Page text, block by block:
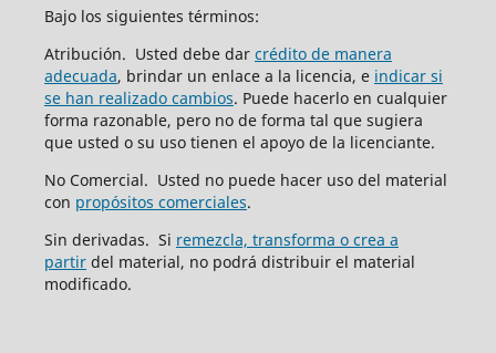
Bajo los siguientes términos:
Atribución. Usted debe dar crédito de manera
adecuada, brindar un enlace a la licencia, e indicar si
se han realizado cambios. Puede hacerlo en cualquier
forma razonable, pero no de forma tal que sugiera
que usted o su uso tienen el apoyo de la licenciante.
No Comercial. Usted no puede hacer uso del material
con propósitos comerciales.
Sin derivadas. Si remezcla, transforma o crea a
partirdel material, no podrá distribuir el material
modificado.